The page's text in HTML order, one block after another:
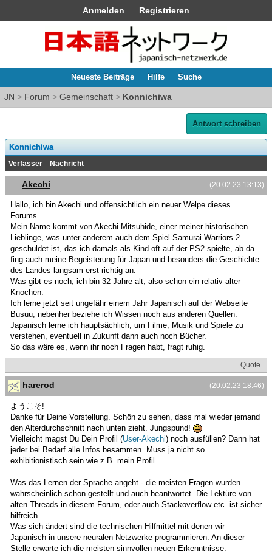
Anmelden Registrieren
Neueste Beiträge Hilfe Suche
JN > Forum > Gemeinschaft > Konnichiwa
Antwort schreiben
Konnichiwa
Verfasser Nachricht
(20.02.23 13:13)
Akechi
Hallo, ich bin Akechi und offensichtlich ein neuer Welpe dieses
Forums.
Mein Name kommt von Akechi Mitsuhide, einer meiner historischen
Lieblinge, was unter anderem auch dem Spiel Samurai Warriors 2
geschuldet ist, das ich damals als Kind oft auf der PS2 spielte, ab da
fing auch meine Begeisterung für Japan und besonders die Geschichte
des Landes langsam erst richtig an.
Was gibt es noch, ich bin 32 Jahre alt, also schon ein relativ alter
Knochen.
Ich lerne jetzt seit ungefähr einem Jahr Japanisch auf der Webseite
Busuu, nebenher beziehe ich Wissen noch aus anderen Quellen.
Japanisch lerne ich hauptsächlich, um Filme, Musik und Spiele zu
verstehen, eventuell in Zukunft dann auch noch Bücher.
So das wäre es, wenn ihr noch Fragen habt, fragt ruhig.
Quote
(20.02.23 18:46)
harerod
ようこそ!
Danke für Deine Vorstellung. Schön zu sehen, dass mal wieder jemand
den Alterdurchschnitt nach unten zieht. Jungspund!
Vielleicht magst Du Dein Profil (User-Akechi) noch ausfüllen? Dann hat
jeder bei Bedarf alle Infos besammen. Muss ja nicht so
exhibitionistisch sein wie z.B. mein Profil.
Was das Lernen der Sprache angeht - die meisten Fragen wurden
wahrscheinlich schon gestellt und auch beantwortet. Die Lektüre von
alten Threads in diesem Forum, oder auch Stackoverflow etc. ist sicher
hilfreich.
Was sich ändert sind die technischen Hilfmittel mit denen wir
Japanisch in unsere neuralen Netzwerke programmieren. An dieser
Stelle erwarte ich die meisten sinnvollen neuen Erkenntnisse.